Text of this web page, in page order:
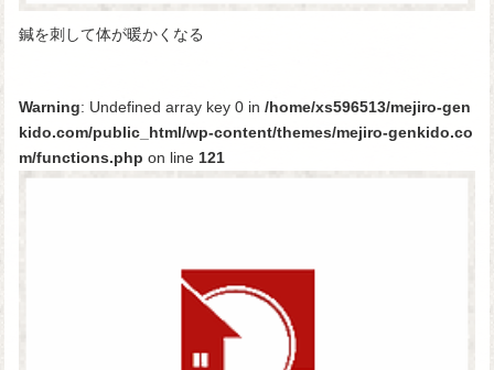
鍼を刺して体が暖かくなる
Warning: Undefined array key 0 in /home/xs596513/mejiro-gen
kido.com/public_html/wp-content/themes/mejiro-genkido.co
m/functions.php on line 121